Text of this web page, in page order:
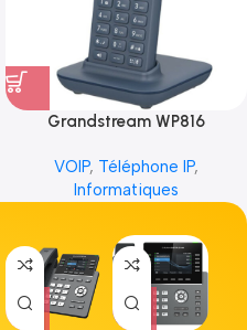
Grandstream WP816
VOIP, Téléphone IP,
Informatiques